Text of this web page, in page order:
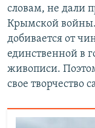
словам, не дали
Крымской войны.
добивается от
единственной в
живописи.
свое творчество